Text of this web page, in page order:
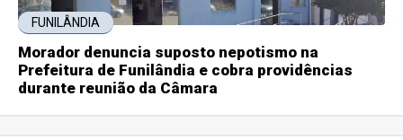
FUNILÂNDIA
Morador denuncia suposto nepotismo na
Prefeitura de Funilândia e cobra providências
durante reunião da Câmara